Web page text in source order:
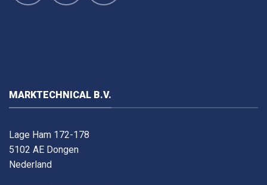
MARKTECHNICAL B.V.
Lage Ham 172-178
5102 AE Dongen
Nederland